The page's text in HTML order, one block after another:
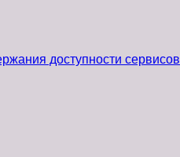
доступности сервисов